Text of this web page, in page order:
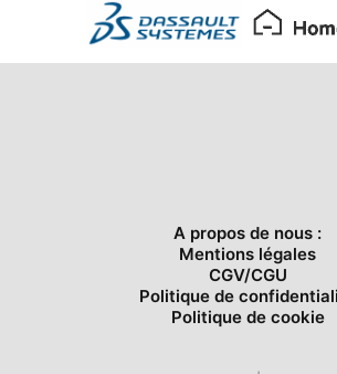
A propos de nous :
Mentions légales
CGV/CGU
Politique de
Politique de cookie